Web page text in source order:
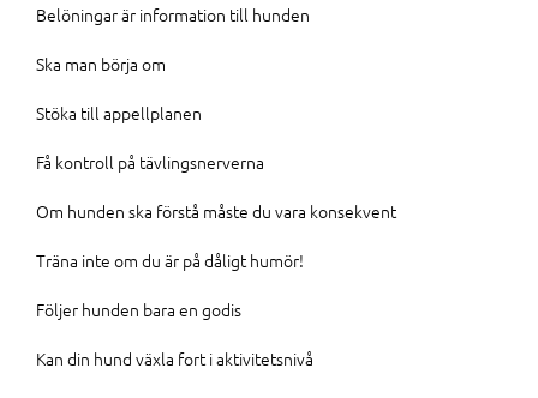
Belöningar är information till hunden
Ska man börja om
Stöka till appellplanen
Få kontroll på tävlingsnerverna
Om hunden ska förstå måste du vara konsekvent
Träna inte om du är på dåligt humör!
Följer hunden bara en godis
Kan din hund växla fort i aktivitetsnivå